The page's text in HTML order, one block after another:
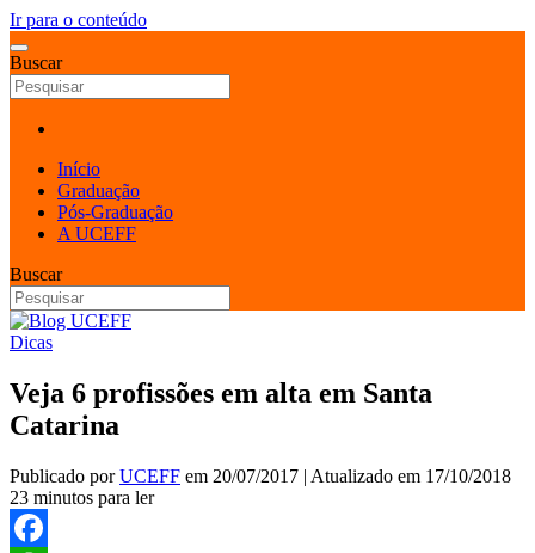
Ir para o conteúdo
Buscar
Início
Graduação
Pós-Graduação
A UCEFF
Buscar
Dicas
Veja 6 profissões em alta em Santa
Catarina
Publicado porUCEFF em 20/07/2017 | Atualizado em 17/10/2018
23 minutos para ler